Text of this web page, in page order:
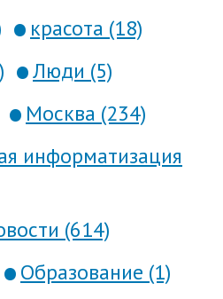
красота (18)
Люди (5)
Москва (234)
информатизация
(614)
Образование (1)